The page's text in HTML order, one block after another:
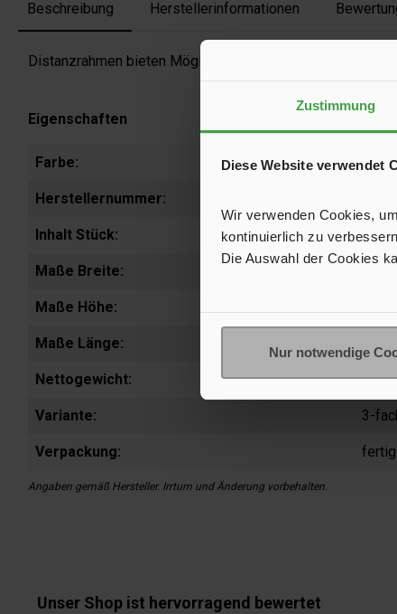
Zustimmung
Diese Website verwendet
Wir verwenden Cookies,
kontinuierlich zu
Die Auswahl der Cookies
Nur notwendige
Beschreibung Herstellerinformationen
Distanzrahmen bieten Möglichkeiten, die Einbautiefe zu
Eigenschaften
Farbe:
Herstellernummer:
Inhalt Stück: 1
Maße Breite:
Maße Höhe:
Maße Länge: 170
Nettogewicht: 25 g
Variante: 3-
Verpackung:
Angaben gemäß Hersteller. Irrtum und Änderung vorbehalten.
Unser Shop ist hervorragend bewertet